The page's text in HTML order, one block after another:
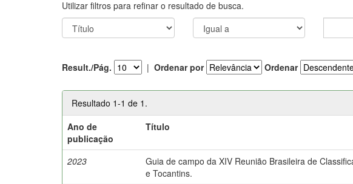
Utilizar filtros para refinar o resultado de busca.
Result./Pág. | Ordenar por Ordenar
Resultado 1-1 de 1.
Ano de
publicação
Título
2023
Guia de campo da XIV Reunião Brasileira de
e Tocantins.